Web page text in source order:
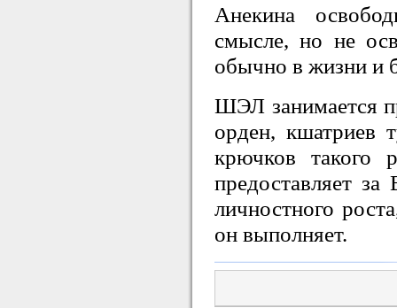
Анекина
смысле, но не
обычно в жизни и
ШЭЛ занимается
орден, кшатриев
крючков такого
предоставляет
личностного
он выполняет.